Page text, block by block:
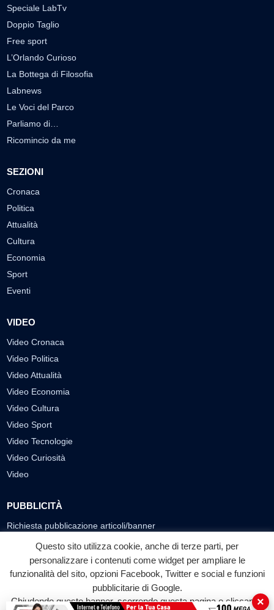
Speciale LabTv
Doppio Taglio
Free sport
L’Orlando Curioso
La Bottega di Filosofia
Labnews
Le Voci del Parco
Parliamo di…
Ricomincio da me
SEZIONI
Cronaca
Politica
Attualità
Cultura
Economia
Sport
Eventi
VIDEO
Video Cronaca
Video Politica
Video Attualità
Video Economia
Video Cultura
Video Sport
Video Tecnologie
Video Curiosità
Video
PUBBLICITÀ
Richiesta pubblicazione articoli/banner
SEGUICI SUI SOCIAL
f
Facebook
◎ ▶
YouTube
Questo sito utilizza cookie, anche di terze parti, per
personalizzare i contenuti come widget per ampliare le
funzionalità del sito, opzioni Facebook, Twitter e social e funzioni
pubblicitarie di Google.
Chiudendo questo banner, scorrendo questa pagina o cliccando
×